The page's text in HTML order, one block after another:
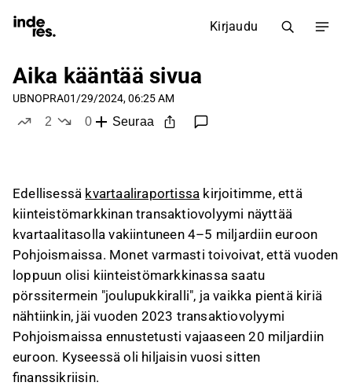
Kirjaudu
Aika kääntää sivua
UBNOPRA01/29/2024, 06:25 AM
2
0
Seuraa
Edellisessä kvartaaliraportissa kirjoitimme, että
kiinteistömarkkinan transaktiovolyymi näyttää
kvartaalitasolla vakiintuneen 4–5 miljardiin euroon
Pohjoismaissa. Monet varmasti toivoivat, että vuoden
loppuun olisi kiinteistömarkkinassa saatu
pörssitermein "joulupukkiralli", ja vaikka pientä kiriä
nähtiinkin, jäi vuoden 2023 transaktiovolyymi
Pohjoismaissa ennustetusti vajaaseen 20 miljardiin
euroon. Kyseessä oli hiljaisin vuosi sitten
finanssikriisin.